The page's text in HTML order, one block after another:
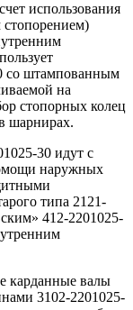
использования
со штампованным
на
стопорных колец
шарнирах.
30 идут с
наружных
типа 2121-
412-2201025-
карданные валы
3102-2201025-